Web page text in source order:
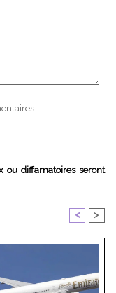
ou diffamatoires seront
< >